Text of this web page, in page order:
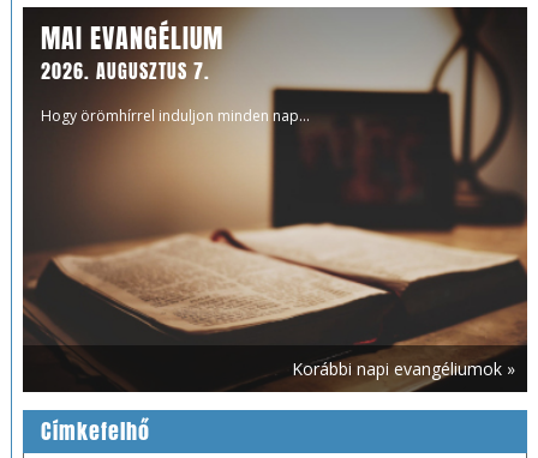
MAI EVANGÉLIUM
2026. AUGUSZTUS 7.
Hogy örömhírrel induljon minden nap...
Korábbi napi evangéliumok »
Címkefelhő